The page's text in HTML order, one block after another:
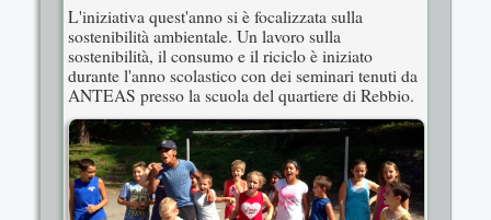
L'iniziativa quest'anno si è focalizzata sulla
sostenibilità ambientale. Un lavoro sulla
sostenibilità, il consumo e il riciclo è iniziato
durante l'anno scolastico con dei seminari tenuti da
ANTEAS presso la scuola del quartiere di Rebbio.